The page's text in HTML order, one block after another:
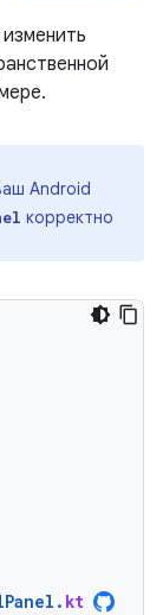
Android
корректно
. kt